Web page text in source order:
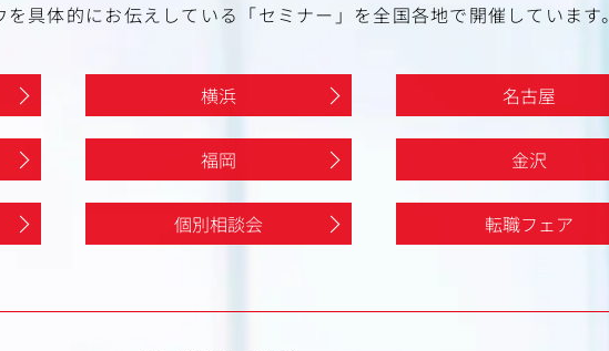
具体的にお伝えしている「セミナー」を全国各地で開催しています。
横浜 名古屋
福岡 金沢
個別相談会 転職フェア